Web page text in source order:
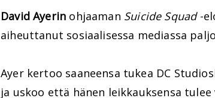
David Ayerin ohjaaman Suicide Squad-
aiheuttanut sosiaalisessa mediassa
Ayer kertoo saaneensa tukea DC
ja uskoo että hänen leikkauksensa